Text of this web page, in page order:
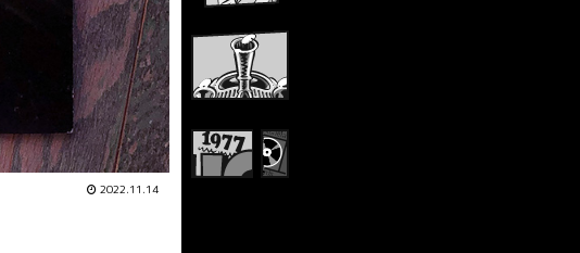
2022.11.14